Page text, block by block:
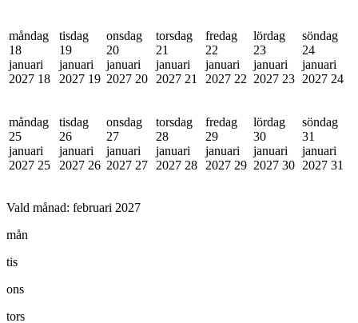
måndag
18
januari
2027 18
tisdag
19
januari
2027 19
onsdag
20
januari
2027 20
torsdag
21
januari
2027 21
fredag
22
januari
2027 22
lördag
23
januari
2027 23
söndag
24
januari
2027 24
måndag
25
januari
2027 25
tisdag
26
januari
2027 26
onsdag
27
januari
2027 27
torsdag
28
januari
2027 28
fredag
29
januari
2027 29
lördag
30
januari
2027 30
söndag
31
januari
2027 31
Vald månad: februari 2027
mån
tis
ons
tors